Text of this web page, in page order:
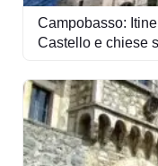
Campobasso:
Castello e chiese